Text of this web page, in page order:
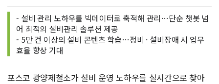
- 설비 관리 노하우를 빅데이터로 축적해 관리…단순 챗봇 넘
어 최적의 설비관리 솔루션 제공
- 5만 건 이상의 설비 콘텐츠 학습…정비 · 설비장애 시 업무
효율 향상 기대
포스코 광양제철소가 설비 운영 노하우를 실시간으로 찾아